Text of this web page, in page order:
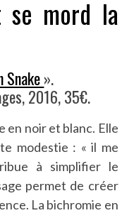
se mord la
».
2016, 35€.
en noir et blanc. Elle
modestie : « il me
à simplifier le
permet de créer
La bichromie en